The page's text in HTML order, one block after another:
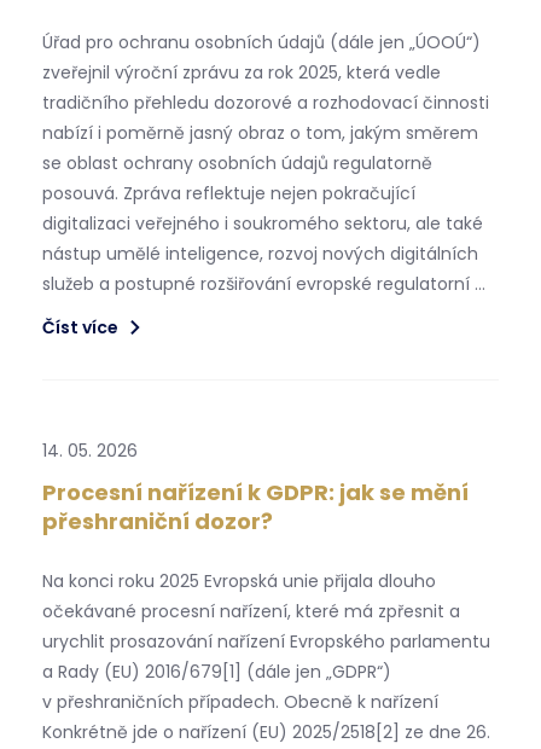
Úřad pro ochranu osobních údajů (dále jen „ÚOOÚ“)
zveřejnil výroční zprávu za rok 2025, která vedle
tradičního přehledu dozorové a rozhodovací činnosti
nabízí i poměrně jasný obraz o tom, jakým směrem
se oblast ochrany osobních údajů regulatorně
posouvá. Zpráva reflektuje nejen pokračující
digitalizaci veřejného i soukromého sektoru, ale také
nástup umělé inteligence, rozvoj nových digitálních
služeb a postupné rozšiřování evropské regulatorní …
Číst více
14. 05. 2026
Procesní nařízení k GDPR: jak se mění
přeshraniční dozor?
Na konci roku 2025 Evropská unie přijala dlouho
očekávané procesní nařízení, které má zpřesnit a
urychlit prosazování nařízení Evropského parlamentu
a Rady (EU) 2016/679[1] (dále jen „GDPR“)
v přeshraničních případech. Obecně k nařízení
Konkrétně jde o nařízení (EU) 2025/2518[2] ze dne 26.